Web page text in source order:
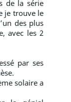
de la série
je trouve le
des plus
avec les 2
par ses
solaire a